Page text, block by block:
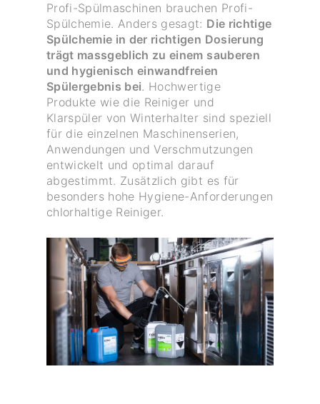
Profi-Spülmaschinen brauchen Profi-
Spülchemie. Anders gesagt: Die richtige
Spülchemie in der richtigen Dosierung
trägt massgeblich zu einem sauberen
und hygienisch einwandfreien
Spülergebnis bei. Hochwertige
Produkte wie die Reiniger und
Klarspüler von Winterhalter sind speziell
für die einzelnen Maschinenserien,
Anwendungen und Verschmutzungen
entwickelt und optimal darauf
abgestimmt. Zusätzlich gibt es für
besonders hohe Hygiene-Anforderungen
chlorhaltige Reiniger.